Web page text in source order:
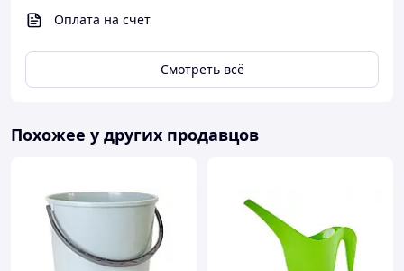
Оплата на счет
Смотреть всё
Похожее у других продавцов